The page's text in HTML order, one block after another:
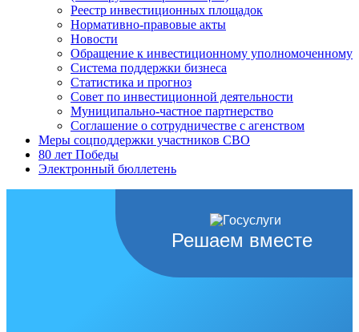
Реестр инвестиционных площадок
Нормативно-правовые акты
Новости
Обращение к инвестиционному уполномоченному
Система поддержки бизнеса
Статистика и прогноз
Совет по инвестиционной деятельности
Муниципально-частное партнерство
Соглашение о сотрудничестве с агенством
Меры соцподдержки участников СВО
80 лет Победы
Электронный бюллетень
Решаем вместе